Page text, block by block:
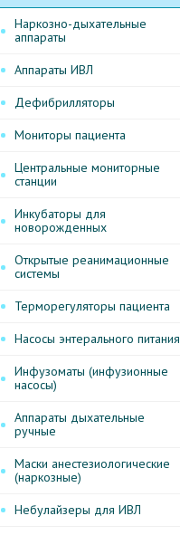
Наркозно-дыхательные
аппараты
Аппараты ИВЛ
Дефибрилляторы
Мониторы пациента
Центральные мониторные
станции
Инкубаторы для
новорожденных
Открытые реанимационные
системы
Терморегуляторы пациента
Насосы энтерального питания
Инфузоматы (инфузионные
насосы)
Аппараты дыхательные
ручные
Маски анестезиологические
(наркозные)
Небулайзеры для ИВЛ